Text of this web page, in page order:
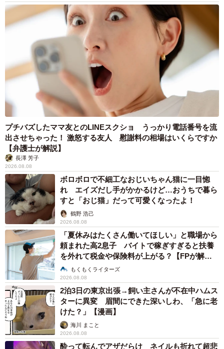
プチバズしたママ友とのLINEスクショ うっかり電話番号を流
出させちゃった！ 激怒する友人 慰謝料の相場はいくらですか
【弁護士が解説】
長澤 芳子
2026.08.08
ボロボロで不細工なおじいちゃん猫に一目惚
れ エイズだし手がかかるけど…おうちで暮ら
すと「おじ猫」だって可愛くなったよ！
鶴野 浩己
2026.08.08
「夏休みはたくさん働いてほしい」と職場から
頼まれた高2息子 バイトで稼ぎすぎると扶養
を外れて税金や保険料が上がる？【FPが解
説】もくもくライターズ
2026.08.08
2泊3日の東京出張→飼い主さんが不在中ハムス
ターに異変 眉間にできた深いしわ、「急に老
けた？」【漫画】
海川 まこと
2026.08.08
酔って転んでアザだらけ ネイルも折れて超悲